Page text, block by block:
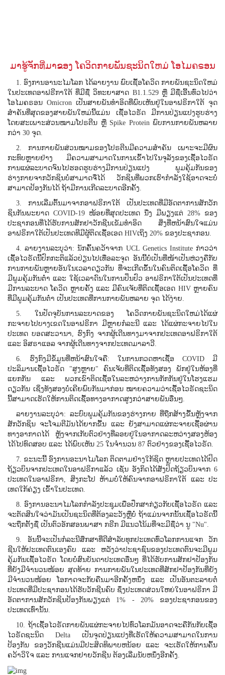
ມາຮູ້ຈັກທີ່ມາຂອງ ໂຄວິດກາຍພັນຊະນິດໃຫມ່ ໂອໄມຄຣອນ
1. ອົງການອານະໄມໂລກ ໄດ້ລາຍງານ ພົບເຊື້ອໂຄວິດ ກາຍພັນຊະນິດໃຫມ່
ໃນປະເທດອາຟຣີກາໃຕ້ ທີ່ມີຊື່ ວິທະຍາສາດ B1.1.529 ຫຼື ມີຊື່ເອີ້ນທົ່ວໄປວ່າ
ໂອໄມຄຣອນ Omicron ເປັນສາຍພັນທໍາອິດທີ່ພົບເຫັນຢູ່ໃນອາຟຣິກາໃຕ້ ຈຸດ
ສໍາຄັນທີ່ສຸດຂອງສາຍພັນໃຫມ່ນີ້ແມ່ນ ເຊື້ອໄວຣັດ ມີການປ່ຽນແປງຮູບຮ່າງ
ໂດຍສະເພາະສ່ວນໝາມໂປຣຕີນ ຫຼື Spike Protein ພົບການກາຍພັນຫລາຍ
ກວ່າ 30 ຈຸດ.
2. ການກາຍພັນສ່ວນໝາມຂອງໂປຣຕີນມີຄວາມສໍາຄັນ ເພາະຈະມີຜົນ
ກະທົບຫຼາຍຢ່າງ ມີຄວາມສາມາດໃນການເຂົ້າໄປໃນຈຸລັງຂອງເຊື້ອໄວຣັດ
ການແຜ່ລະບາດຈົນໄປຮອດຮູບຮ່າງມີການປ່ຽນແປງ ພູມຄຸ້ມກັນຂອງ
ຮ່າງກາຍຈາກວັກຊິນບໍ່ສາມາດຈື່ໄດ້ ວັກຊິນທີ່ພວກເຮົາກໍາລັງໃຊ້ອາດຈະບໍ່
ສາມາດປ້ອງກັນໄດ້ ຖ້າມີການເກີດລະບາດອີກຄັ້ງ.
3. ການເລີ່ມຕົ້ນມາຈາກອາຟຣິກາໃຕ້ ເປັນປະເທດທີ່ມີອັດຕາການສັກວັກ
ຊິນກັນພະຍາດ COVID-19 ໜ້ອຍທີ່ສຸດປະເທດ ນື່ງ ມີພຽງແຕ່ 28% ຂອງ
ປະຊາກອນທີ່ໄດ້ຮັບການສັກຢາວັກຊີນເຂັມທໍາອິດ ສິ່ງທີ່ຫນ້າສົນໃຈແມ່ນ
ອາຟຣິກາໃຕ້ເປັນປະເທດທີມີຜູ້ຕິດເຊື້ອເອດ HIVເຖິງ 20% ຂອງປະຊາກອນ.
4. ລາຍງານລະບຸວ່າ: ນັກຄົ້ນຄວ້າຈາກ UCL Genetics Institute ກ່າວວ່າ
ເຊື້ອໄວຣັດນີ້ປົກກະຕິແລ້ວປ່ຽນໄປເທື່ອລະຈຸດ ອັນນີ້ບໍ່ເປັນທີ່ໜ້າເປັນຫ່ວງຄືກັບ
ການກາຍພັນຫຼາຍອັນໃນເວລາດຽວກັນ ທີ່ຈະເກີດຂຶ້ນໃນຄົນຕິດເຊື້ອໂຄວິດ ທີ່
ມີພູມຄຸ້ມກັນຕໍ່າ ແລະ ໃຊ້ເວລາດົນໃນການປິ່ນປົວ ອາຟຣິກາໃຕ້ເປັນປະເທດທີ່
ມີການລະບາດ ໂຄວິດ ຫຼາຍຄັ້ງ ແລະ ມີຄົນເຈັບທີ່ຕິດເຊື້ອເອດ HIV ຫຼາຍຄົນ
ທີ່ມີພູມຄຸ້ມກັນຕໍ່າ ເປັນປະເທດທີ່ການກາຍພັນຫລາຍ ຈຸດ ໄດ້ງ່າຍ.
5. ໃນປັດຈຸບັນການລະບາດຂອງ ໂຄວິດກາຍພັນຊະນິດໃຫມ່ໄດ້ແຜ່
ກະຈາຍໄປບາງເຂດໃນອາຟຣິກາ ມີຫຼາຍກໍລະນີ ແລະ ໄດ້ແຜ່ກະຈາຍໄປໃນ
ປະເທດ ບອດສະວານາ, ຮົງກົງ ຈາກຜູ້ເດີນທາງມາຈາກປະເທດອາຟຣິກາໃຕ້
ແລະ ອິສຣາແອລ ຈາກຜູ້ເດີນທາງຈາກປະເທດມາລາວີ.
6. ຮົງກົງມີຂໍ້ມູນທີ່ຫນ້າສົນໃຈຄື: ໃນການກວດຫາເຊື້ອ COVID ມີ
ປະລິມານເຊື້ອໄວຣັດ "ສູງຫຼາຍ" ຄົນເຈັບທີ່ຕິດເຊື້ອທັງສອງ ພັກຢູ່ໃນຫ້ອງທີ່
ແຍກກັນ ແລະ ພວກເຂົາຕິດເຊື້ອໃນລະຫວ່າງການກັກກັນຢູ່ໃນໂຮງແຮມ
ດຽວກັນ ເຊິ່ງທັງສອງບໍ່ເຄີຍພົບກັນມາກ່ອນ ໝາຍຄວາມວ່າເຊື້ອໄວຣັດຊະນິດ
ນີ້ສາມາດເຮັດໃຫ້ການຕິດເຊື້ອທາງອາກາດສູງກວ່າສາຍພັນອື່ນໆ.
ລາຍງານລະບຸວ່າ: ລະບົບພູມຄຸ້ມກັນຂອງຮ່າງກາຍ ທີ່ຖືກສ້າງຂື້ນຫຼັງຈາກ
ສັກວັກຊິນ ຈະໂຈມຕີມັນໄດ້ຍາກຂື້ນ ແລະ ຍັງສາມາດແຜ່ກະຈາຍເຊື້ອຜ່ານ
ທາງອາກາດໄດ້ ຫຼັງຈາກເກັບຕົວຢ່າງທີ່ລອຍຢູ່ໃນອາກາດລະຫວ່າງສອງຫ້ອງ
ໄດ້ໄປທົດສອບ ແລະ ໄດ້ພົບເຫັນ 25 ໃນຈຳນວນ 87 ຕົວຢ່າງຂອງເຊື້ອໄວຣັດ.
7. ຂະນະນີ້ ອົງການອະນາໄມໂລກ ຕິດຕາມຢ່າງໃກ້ຊິດ ຫຼາຍປະເທດໄດ້ປິດ
ຖ້ຽວບິນຈາກປະເທດໃນອາຟຣິກາແລ້ວ ເຊັ່ນ ອັງກິດໄດ້ສັ່ງປິດຖ້ຽວບິນຈາກ 6
ປະເທດໃນອາຟຣິກາ, ສິງກະໂປ ຫ້າມບໍ່ໃຫ້ຄົນຈາກອາຟຣິກາໃຕ້ ແລະ ປະ
ເທດໃກ້ຄ່ຽງ ເຂົ້າໃນປະເທດ.
8. ອົງການອະນາໄມໂລກກໍາລັງປະຊຸມເພື່ອປຶກສາກ່ຽວກັບເຊື້ອໄວຣັດ ແລະ
ຈະຕັດສິນໃຈວ່າມັນເປັນຊະນິດທີ່ຕ້ອງລະວັງຫຼືບໍ່ ຖ້າແມ່ນຈາກນັ້ນເຊື້ອໄວຣັດນີ້
ຈະຖືກຕັ້ງຊື່ ເປັນຕົວອັກສອນພາສາ ກຣີກ ມີແນວໂນ້ມທີ່ຈະມີຊື່ວ່າ ນູ "Nu".
9. ອັນນີ້ຈະເປັນກໍລະນີສຶກສາທີ່ດີສຳລັບທຸກປະເທດທົ່ວໂລກການແຈກ ວັກ
ຊີນໃຫ້ປະເທດຕົນເອງຄົບ ແລະ ຫວັງວ່າປະຊາຊົນຂອງປະເທດຕົນຈະມີພູມ
ຄຸ້ມກັນເຊື້ອໄວຣັດ ໂດຍບໍ່ສົນບັນດາປະເທດອື່ນໆ ທີ່ໄດ້ຮັບການສັກຢາປ້ອງກັນ
ທີ່ຍັງມີຈຳນວນໜ້ອຍ ສຸດທ້າຍ ການກາຍພັນໃນປະເທດທີ່ສັກຢາປ້ອງກັນທີ່ຍັງ
ມີຈຳນວນໜ້ອຍ ໂອກາດຈະກັບຄືນມາອີກຄັ້ງຫນຶ່ງ ແລະ ເປັນອັນຕະລາຍຕໍ່
ປະເທດທີ່ມີປະຊາກອນໄດ້ຮັບວັກຊີນຄົບ ຊຶ່ງປະເທດສ່ວນໃຫຍ່ໃນອາຟຣິກາ ມີ
ອັດຕາການສັກວັກຊິນປ້ອງກັນພຽງແຕ່ 1% - 20% ຂອງປະຊາກອນຂອງ
ປະເທດເທົ່ານັ້ນ.
10. ຖ້າເຊື້ອໄວຣັດກາຍພັນແຜ່ກະຈາຍໄປທົ່ວໂລກມັນອາດຈະຄືກັນກັບເຊື້ອ
ໄວຣັດຊະນິດ Delta ເປັນຈຸດປ່ຽນແປງທີ່ເຮັດໃຫ້ຄວາມສາມາດໃນການ
ປ້ອງກັນ ຂອງວັກຊີນແມ່ນມີປະສິດທິພາບຫນ້ອຍ ແລະ ຈະເຮັດໃຫ້ການຄົ້ນ
ຄວ້າວິໃຈ ແລະ ການແຈກຢາຍວັກຊີນ ຕ້ອງເລີ່ມນັບຫນຶ່ງອີກຄັ້ງ.